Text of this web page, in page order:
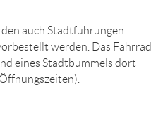
auch Stadtführungen
werden. Das Fahrrad
eines Stadtbummels dort